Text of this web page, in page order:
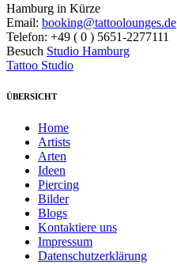
Hamburg in Kürze
Email: booking@tattoolounges.de
Telefon: +49 ( 0 ) 5651-2277111
Besuch Studio Hamburg
Tattoo Studio
ÜBERSICHT
Home
Artists
Arten
Ideen
Piercing
Bilder
Blogs
Kontaktiere uns
Impressum
Datenschutzerklärung